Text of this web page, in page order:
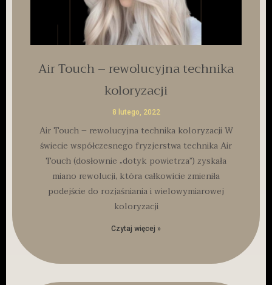
Air Touch – rewolucyjna technika
koloryzacji
8 lutego, 2022
Air Touch – rewolucyjna technika koloryzacji W
świecie współczesnego fryzjerstwa technika Air
Touch (dosłownie „dotyk powietrza”) zyskała
miano rewolucji, która całkowicie zmieniła
podejście do rozjaśniania i wielowymiarowej
koloryzacji
Czytaj więcej »